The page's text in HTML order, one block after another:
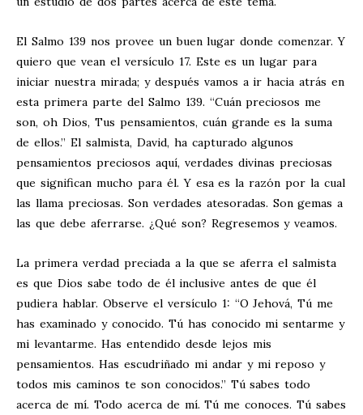
El Salmo 139 nos provee un buen lugar donde comenzar. Y
quiero que vean el versículo 17. Este es un lugar para
iniciar nuestra mirada; y después vamos a ir hacia atrás en
esta primera parte del Salmo 139. “Cuán preciosos me
son, oh Dios, Tus pensamientos, cuán grande es la suma
de ellos.” El salmista, David, ha capturado algunos
pensamientos preciosos aquí, verdades divinas preciosas
que significan mucho para él. Y esa es la razón por la cual
las llama preciosas. Son verdades atesoradas. Son gemas a
las que debe aferrarse. ¿Qué son? Regresemos y veamos.
La primera verdad preciada a la que se aferra el salmista
es que Dios sabe todo de él inclusive antes de que él
pudiera hablar. Observe el versículo 1: “O Jehová, Tú me
has examinado y conocido. Tú has conocido mi sentarme y
mi levantarme. Has entendido desde lejos mis
pensamientos. Has escudriñado mi andar y mi reposo y
todos mis caminos te son conocidos.” Tú sabes todo
acerca de mí. Todo acerca de mí. Tú me conoces. Tú sabes